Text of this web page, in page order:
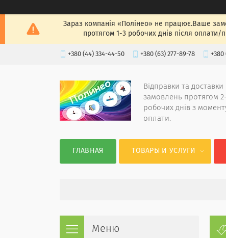
Зараз компанія «Полінео» не працює.Ваше
протягом 1-3 робочих днів після
+380 (44) 334-44-50 +380 (63) 277-89-78 +380
Відправки та доставки
замовлень протягом
робочих днів з
оплати.
ГЛАВНАЯ ТОВАРЫ И УСЛУГИ